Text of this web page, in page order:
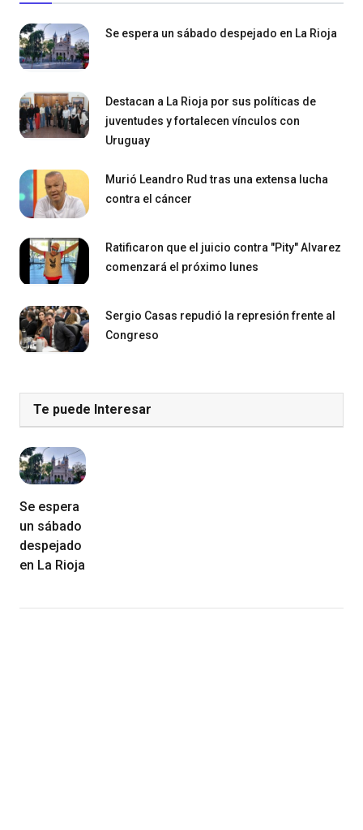
Se espera un sábado despejado en La Rioja
Destacan a La Rioja por sus políticas de
juventudes y fortalecen vínculos con
Uruguay
Murió Leandro Rud tras una extensa lucha
contra el cáncer
Ratificaron que el juicio contra "Pity" Alvarez
comenzará el próximo lunes
Sergio Casas repudió la represión frente al
Congreso
Te puede Interesar
Se espera
un sábado
despejado
en La Rioja